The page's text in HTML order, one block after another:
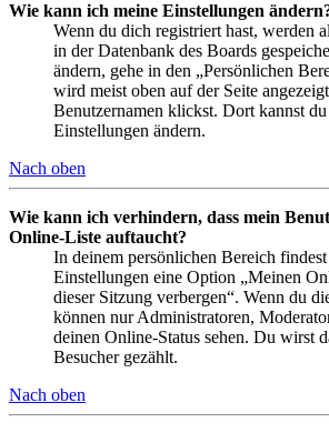
Wie kann ich meine Einstellungen
Wenn du dich registriert hast, werden
in der Datenbank des Boards
ändern, gehe in den „Persönlichen
wird meist oben auf der Seite
Benutzernamen klickst. Dort kannst
Einstellungen ändern.
Nach oben
Wie kann ich verhindern, dass mein
Online-Liste auftaucht?
In deinem persönlichen Bereich
Einstellungen eine Option „Meinen
dieser Sitzung verbergen“. Wenn du
können nur Administratoren,
deinen Online-Status sehen. Du wirst
Besucher gezählt.
Nach oben